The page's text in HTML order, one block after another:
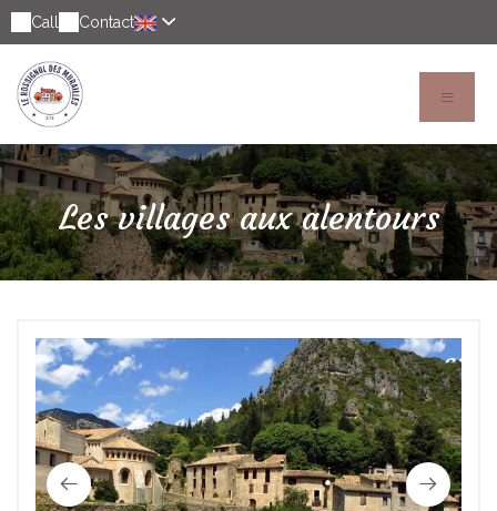
Call Contact
Les villages aux alentours